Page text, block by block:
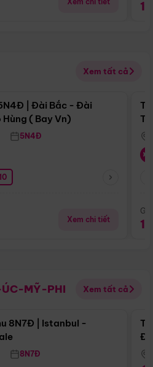
Xem tất cả
Điểm nổi bật
| Đài Bắc - Đài
( Bay Vn)
5N4Đ
Xem chi tiết
ÚC-MỸ-PHI Xem tất cả
Điểm nổi bật
8N7Đ | Istanbul -
8N7Đ